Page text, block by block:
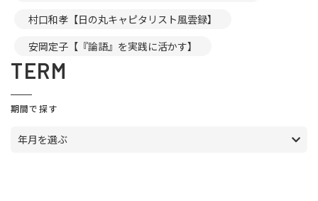
村口和孝【日の丸キャピタリスト風雲録】
安岡定子【『論語』を実践に活かす】
TERM
期間で探す
年月を選ぶ